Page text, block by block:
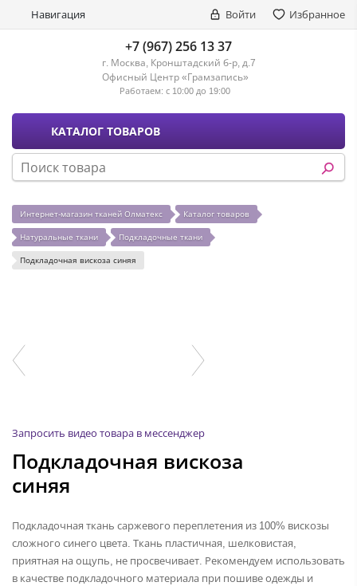
Навигация Войти Избранное
+7 (967) 256 13 37
г. Москва, Кронштадский б-р, д.7
Офисный Центр «Грамзапись»
Работаем: с 10:00 до 19:00
КАТАЛОГ ТОВАРОВ
Интернет-магазин тканей Олматекс Каталог товаров
Натуральные ткани Подкладочные ткани
Подкладочная вискоза синяя
Запросить видео товара в мессенджер
Подкладочная вискоза
синяя
Подкладочная ткань саржевого переплетения из 100% вискозы
сложного синего цвета. Ткань пластичная, шелковистая,
приятная на ощупь, не просвечивает. Рекомендуем использовать
в качестве подкладочного материала при пошиве одежды и